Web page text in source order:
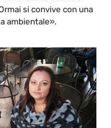
si convive con una
ambientale».